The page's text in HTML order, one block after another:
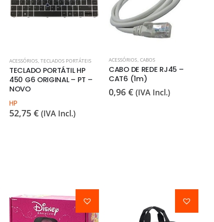
ACESSÓRIOS, TECLADOS PORTÁTEIS
TECLADO PORTÁTIL HP
450 G6 ORIGINAL – PT –
NOVO
HP
52,75 € (IVA Incl.)
ACESSÓRIOS CABOS
CABO DE REDE RJ45 –
CAT6 (1m)
0,96 € (IVA Incl.)